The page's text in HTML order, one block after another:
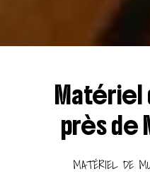
Matériel
près de
MATÉRIEL DE